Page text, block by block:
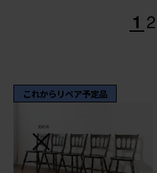
1 2
これからリペア予定品